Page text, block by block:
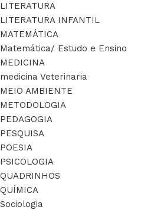
LITERATURA
LITERATURA INFANTIL
MATEMÁTICA
Matemática/ Estudo e Ensino
MEDICINA
medicina Veterinaria
MEIO AMBIENTE
METODOLOGIA
PEDAGOGIA
PESQUISA
POESIA
PSICOLOGIA
QUADRINHOS
QUÍMICA
Sociologia